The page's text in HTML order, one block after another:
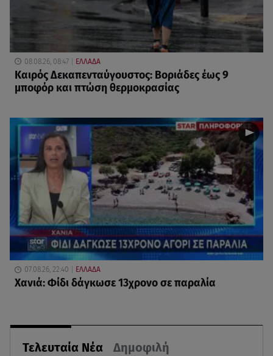
Τελευταία Νέα Δημοφιλή
08.08.26, 08:47 ΕΛΛΑΔΑ
Καιρός Δεκαπενταύγουστος: Βοριάδες έως 9
μποφόρ και πτώση θερμοκρασίας
07.08.26, 22:40 ΕΛΛΑΔΑ
Χανιά: Φίδι δάγκωσε 13χρονο σε παραλία